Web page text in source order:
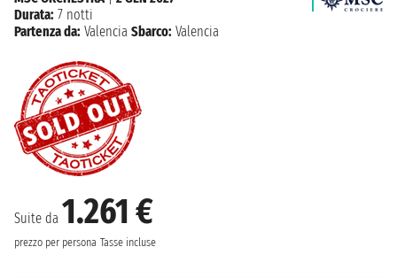
Suite da 1.261 €
prezzo per persona Tasse incluse
Durata: 7 notti
Partenza da: Valencia Sbarco: Valencia